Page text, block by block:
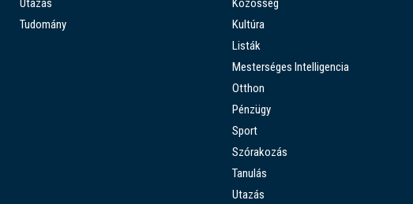
Utazás
Tudomány
Közösség
Kultúra
Listák
Mesterséges Intelligencia
Otthon
Pénzügy
Sport
Szórakozás
Tanulás
Utazás